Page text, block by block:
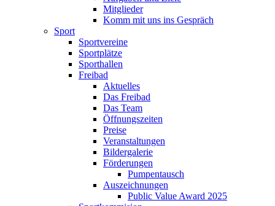
Mitglieder
Komm mit uns ins Gespräch
Sport
Sportvereine
Sportplätze
Sporthallen
Freibad
Aktuelles
Das Freibad
Das Team
Öffnungszeiten
Preise
Veranstaltungen
Bildergalerie
Förderungen
Pumpentausch
Auszeichnungen
Public Value Award 2025